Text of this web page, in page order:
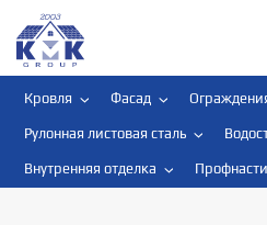
Кровля Фасад
Рулонная листовая сталь
Внутренняя отделка